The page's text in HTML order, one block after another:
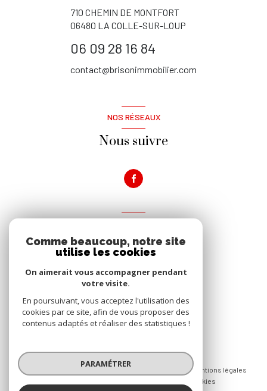
710 CHEMIN DE MONTFORT
06480 LA COLLE-SUR-LOUP
06 09 28 16 84
contact@brisonimmobilier.com
NOS RÉSEAUX
Nous suivre
Espace propriétaire
Se connecter
© 2026 | Tous droits réservés
Mentions légales
Cookies
Comme beaucoup, notre site
utilise les cookies
On aimerait vous accompagner pendant
votre visite.
En poursuivant, vous acceptez l'utilisation des
cookies par ce site, afin de vous proposer des
contenus adaptés et réaliser des statistiques !
PARAMÉTRER